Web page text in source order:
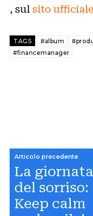
, sul sito ufficiale
TAGS #album
#financemanager
Articolo precedente
La giornata
del sorriso:
Keep calm